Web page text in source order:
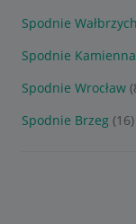
Spodnie Wałbrzych
Spodnie
Spodnie Wrocław
Spodnie Brzeg (16)